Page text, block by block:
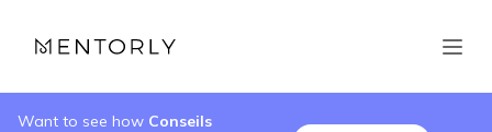
Want to see how Conseils